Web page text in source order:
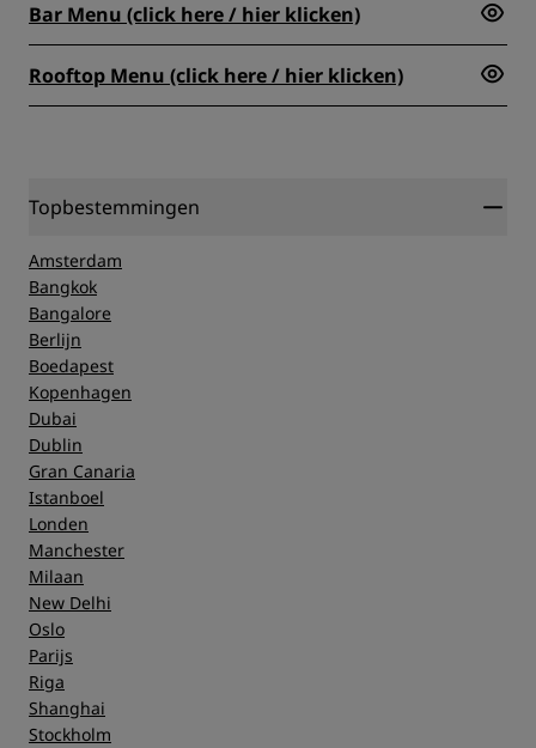
Bar Menu (click here / hier klicken)
Rooftop Menu (click here / hier klicken)
Topbestemmingen
Amsterdam
Bangkok
Bangalore
Berlijn
Boedapest
Kopenhagen
Dubai
Dublin
Gran Canaria
Istanboel
Londen
Manchester
Milaan
New Delhi
Oslo
Parijs
Riga
Shanghai
Stockholm